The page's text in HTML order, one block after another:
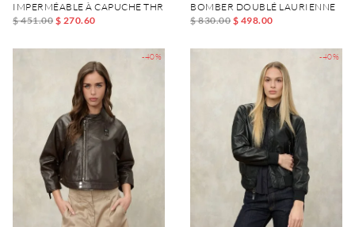
IMPERMÉABLE À CAPUCHE THRUSH
$ 451.00 $ 270.60
BOMBER DOUBLÉ LAURIENNE
$ 830.00 $ 498.00
-40% -40%